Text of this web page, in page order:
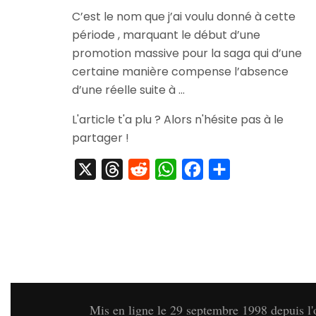
Yakuza
of
The
End
Begins
!
C’est le nom que j’ai voulu donné à cette
période , marquant le début d’une
promotion massive pour la saga qui d’une
certaine manière compense l’absence
d’une réelle suite à …
L'article t'a plu ? Alors n'hésite pas à le
partager !
ThreadsRedditWhatsAppFacebook
Mis en ligne le 29 septembre 1998